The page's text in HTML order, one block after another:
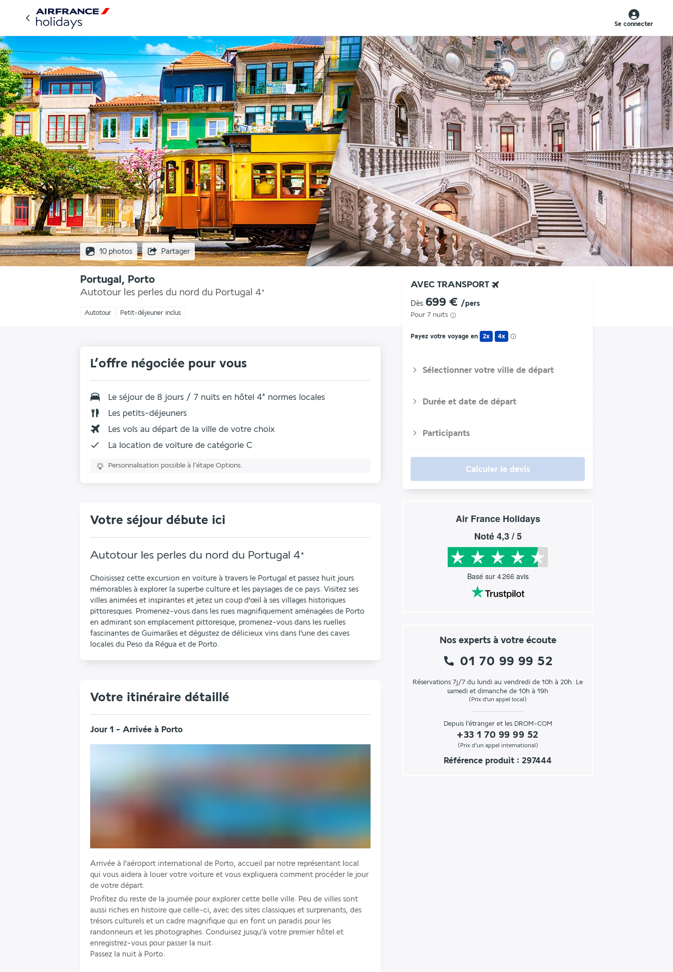
Se connecter
10 photos Partager
Portugal, Porto
Autotour les perles du nord du Portugal 4*
Autotour Petit-déjeuner inclus
AVEC TRANSPORT
Dès 699 € /pers
Pour 7 nuits
Payez votre voyage en 2x 4x
Sélectionner votre ville de départ
Durée et date de départ
Participants
Calculer le devis
Air France Holidays
Noté4,3/ 5
Basé sur 4 266 avis
Nos experts à votre écoute
01 70 99 99 52
Réservations 7j/7 du lundi au vendredi de 10h à 20h. Le
samedi et dimanche de 10h à 19h
(Prix d'un appel local)
Depuis l’étranger et les DROM-COM
+33 1 70 99 99 52
(Prix d’un appel international)
Référence produit : 297444
L’offre négociée pour vous
Le séjour de 8 jours / 7 nuits en hôtel 4* normes locales
Les petits-déjeuners
Les vols au départ de la ville de votre choix
La location de voiture de catégorie C
Personnalisation possible à l’étape Options.
Votre séjour débute ici
Autotour les perles du nord du Portugal 4*
Choisissez cette excursion en voiture à travers le Portugal et passez huit jours
mémorables à explorer la superbe culture et les paysages de ce pays. Visitez ses
villes animées et inspirantes et jetez un coup d'œil à ses villages historiques
pittoresques. Promenez-vous dans les rues magnifiquement aménagées de Porto
en admirant son emplacement pittoresque, promenez-vous dans les ruelles
fascinantes de Guimarães et dégustez de délicieux vins dans l'une des caves
locales du Peso da Régua et de Porto.
Votre itinéraire détaillé
Jour 1 - Arrivée à Porto
Arrivée à l'aéroport international de Porto, accueil par notre représentant local
qui vous aidera à louer votre voiture et vous expliquera comment procéder le jour
de votre départ.
Profitez du reste de la journée pour explorer cette belle ville. Peu de villes sont
aussi riches en histoire que celle-ci, avec des sites classiques et surprenants, des
trésors culturels et un cadre magnifique qui en font un paradis pour les
randonneurs et les photographes. Conduisez jusqu'à votre premier hôtel et
enregistrez-vous pour passer la nuit.
Passez la nuit à Porto.